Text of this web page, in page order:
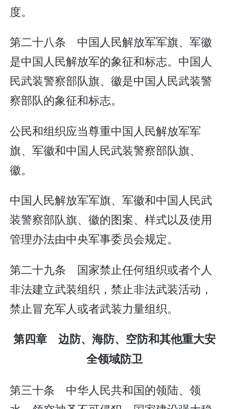
度。
第二十八条 中国人民解放军军旗、军徽
是中国人民解放军的象征和标志。中国人
民武装警察部队旗、徽是中国人民武装警
察部队的象征和标志。
公民和组织应当尊重中国人民解放军军
旗、军徽和中国人民武装警察部队旗、
徽。
中国人民解放军军旗、军徽和中国人民武
装警察部队旗、徽的图案、样式以及使用
管理办法由中央军事委员会规定。
第二十九条 国家禁止任何组织或者个人
非法建立武装组织，禁止非法武装活动，
禁止冒充军人或者武装力量组织。
第四章 边防、海防、空防和其他重大安
全领域防卫
第三十条 中华人民共和国的领陆、领